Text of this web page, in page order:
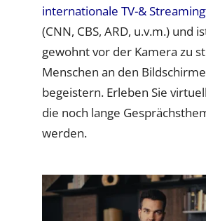
internationale TV-&
(CNN, CBS, ARD, u.v.m.) und
gewohnt vor der Kamera zu
Menschen an den
begeistern. Erleben Sie
die noch lange
werden.